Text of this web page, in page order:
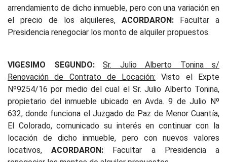
arrendamiento de dicho inmueble, pero con una variación en
el precio de los alquileres,ACORDARON: Facultar a
Presidencia renegociar los monto de alquiler propuestos.
VIGESIMO SEGUNDO:
Sr. Julio Alberto Tonina s/
Renovación de Contrato de Locación: Visto el Expte
Nº9254/16 por medio del cual el Sr. Julio Alberto Tonina,
propietario del inmueble ubicado en Avda. 9 de Julio Nº
632, donde funciona el Juzgado de Paz de Menor Cuantía,
El Colorado, comunicado su interés en continuar con la
locación de dicho inmueble, pero con nuevos valores
locativos,ACORDARON: Facultar a Presidencia a